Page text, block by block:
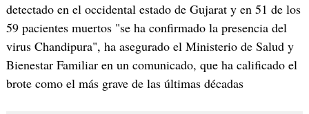
detectado en el occidental estado de Gujarat y en 51 de los
59 pacientes muertos "se ha confirmado la presencia del
virus Chandipura", ha asegurado el Ministerio de Salud y
Bienestar Familiar en un comunicado, que ha calificado el
brote como el más grave de las últimas décadas